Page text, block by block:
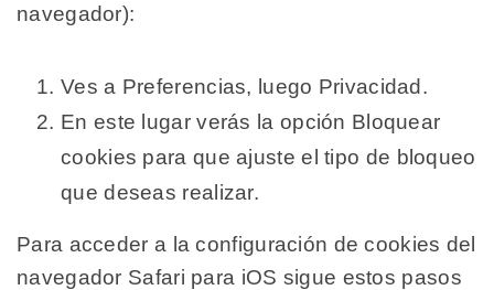
navegador):
Ves a Preferencias, luego Privacidad.
En este lugar verás la opción Bloquear
cookies para que ajuste el tipo de bloqueo
que deseas realizar.
Para acceder a la configuración de cookies del
navegador Safari para iOS sigue estos pasos